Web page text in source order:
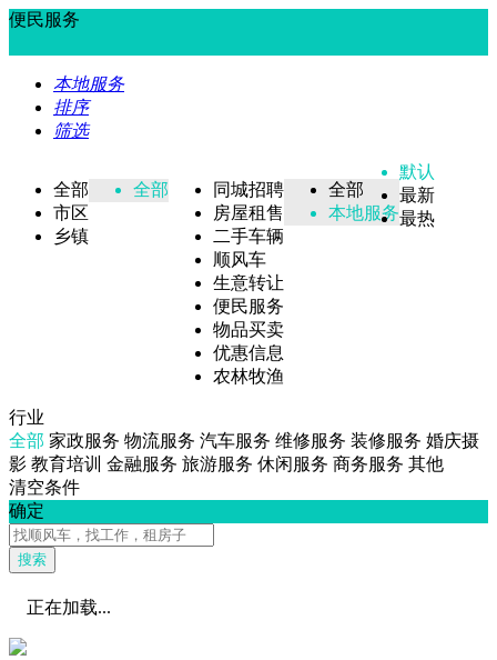
便民服务
本地服务
排序
筛选
全部
市区
乡镇
全部
同城招聘
房屋租售
二手车辆
顺风车
生意转让
便民服务
物品买卖
优惠信息
农林牧渔
全部
本地服务
默认
最新
最热
行业
全部 家政服务 物流服务 汽车服务 维修服务 装修服务 婚庆摄
影 教育培训 金融服务 旅游服务 休闲服务 商务服务 其他
清空条件
确定
搜索
正在加载...